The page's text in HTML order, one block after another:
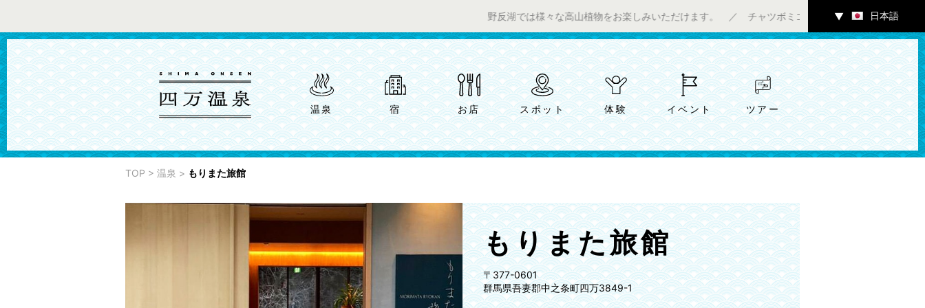
野反湖では様々な高山植物をお楽しみいただけます。 ／ チャツボミゴケ公園内ギャラリーにて7/4（土）～
▼ 日本語
温泉 宿 お店 スポット 体験 イベント ツアー
TOP > 温泉 > もりまた旅館
もりまた旅館
〒377-0601
群馬県吾妻郡中之条町四万3849-1